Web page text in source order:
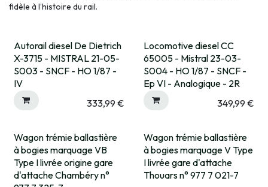
fidèle à l’histoire du rail.
Autorail diesel De Dietrich
X-3715 - MISTRAL 21-05-
S003 - SNCF - HO 1/87 -
IV
333,99 €
Locomotive diesel CC
65005 - Mistral 23-03-
S004 - HO 1/87 - SNCF -
Ep VI - Analogique - 2R
349,99 €
Expédié sous 15 jrs
Wagon trémie ballastière
à bogies marquage VB
Type I livrée origine gare
d'attache Chambéry n°
Wagon trémie ballastière
à bogies marquage V Type
I livrée gare d'attache
Thouars n° 977 7 021-7